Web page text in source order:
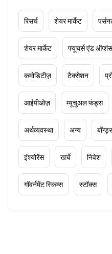
रिसर्च शेयर मार्केट
शेयर मार्केट फ्यूचर्स एंड ऑप्शंस
कमोडिटीज़ टैक्सेशन
आईपीओज़ म्यूचुअल फंड्स
अर्थव्यवस्था अन्य
इंश्योरेंस खर्चे निवेश
गॉवर्नमेंट स्किम्स स्टॉक्स